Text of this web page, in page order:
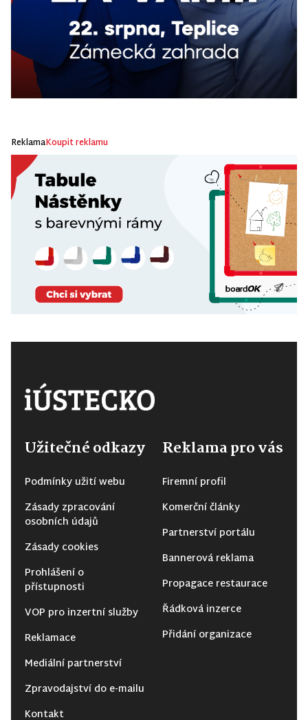
ReklamaKoupit reklamu
Užitečné odkazy
Podmínky užití webu
Zásady zpracování
osobních údajů
Zásady cookies
Prohlášení o
přístupnosti
VOP pro inzertní služby
Reklamace
Mediální partnerství
Zpravodajství do e-mailu
Kontakt
Reklama pro vás
Firemní profil
Komerční články
Partnerství portálu
Bannerová reklama
Propagace restaurace
Řádková inzerce
Přidání organizace